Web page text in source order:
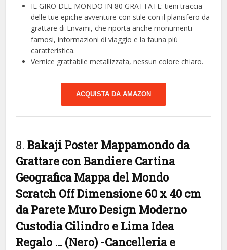
IL GIRO DEL MONDO IN 80 GRATTATE: tieni traccia
delle tue epiche avventure con stile con il planisfero da
grattare di Envami, che riporta anche monumenti
famosi, informazioni di viaggio e la fauna più
caratteristica.
Vernice grattabile metallizzata, nessun colore chiaro.
ACQUISTA DA AMAZON
8.Bakaji Poster Mappamondo da
Grattare con Bandiere Cartina
Geografica Mappa del Mondo
Scratch Off Dimensione 60 x 40 cm
da Parete Muro Design Moderno
Custodia Cilindro e Lima Idea
Regalo … (Nero) -Cancelleria e